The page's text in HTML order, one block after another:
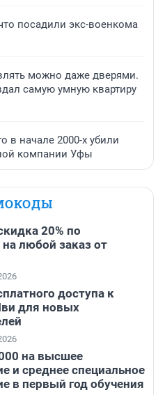
посадили экс-военкома
можно даже дверями.
самую умную квартиру
в начале 2000-х убили
компании Уфы
20% по
любой заказ от
доступа к
для новых
на высшее
и среднее специальное
в первый год обучения